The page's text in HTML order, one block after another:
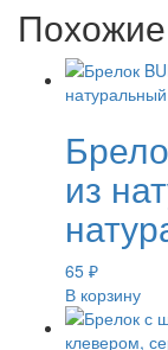
из
65 ₽
В корзину